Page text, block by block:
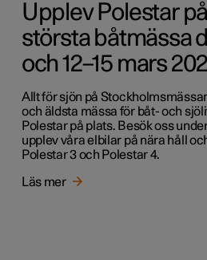
Upplev Polestar
största båtmässa
och 12–15 mars
Allt för sjön på
och äldsta mässa för båt- och
Polestar på plats. Besök oss
upplev våra elbilar på nära håll
Polestar 3 och Polestar 4.
Läs mer